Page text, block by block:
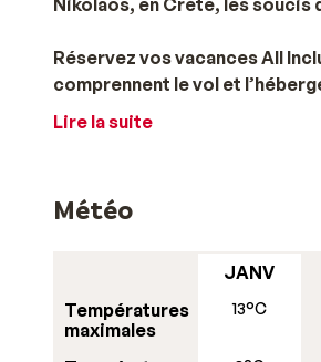
Nikolaos, en Crète, les soucis
Réservez vos vacances All
comprennent le vol et
séjour sans soucis (les repas
Le point de repère de la ville
nombreux cafés et
séjour à Agios Nikolaos, en
tels que des pièces de théâtre,
Lire la suite
Météo
Températures
maximales
JANV
13°C